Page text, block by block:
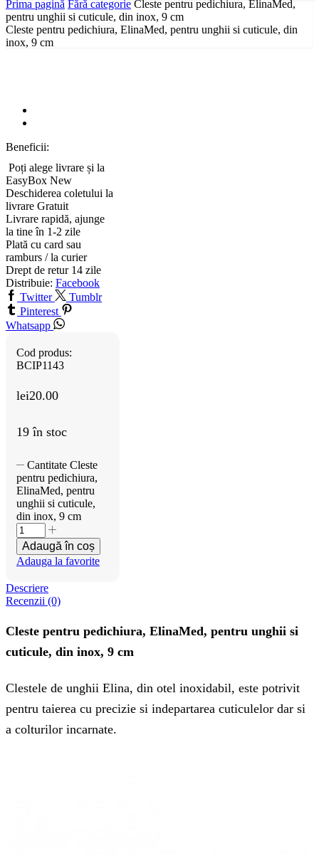
Prima pagină Fără categorie Cleste pentru pedichiura, ElinaMed,
pentru unghii si cuticule, din inox, 9 cm
Cleste pentru pedichiura, ElinaMed, pentru unghii si cuticule, din
inox, 9 cm
Beneficii:
Poți alege livrare și la
EasyBox New
Deschiderea coletului la
livrare Gratuit
Livrare rapidă, ajunge
la tine în 1-2 zile
Plată cu card sau
ramburs / la curier
Drept de retur 14 zile
Distribuie: Facebook
Twitter
Tumblr
Pinterest
Whatsapp
Cod produs:
BCIP1143
lei20.00
19 în stoc
Cantitate Cleste
pentru pedichiura,
ElinaMed, pentru
unghii si cuticule,
din inox, 9 cm
Adaugă în coș
Adauga la favorite
Descriere
Recenzii (0)
Cleste pentru pedichiura, ElinaMed, pentru unghii si
cuticule, din inox, 9 cm
Clestele de unghii Elina, din otel inoxidabil, este potrivit
pentru taierea cu precizie si indepartarea cuticulelor dar si
a colturilor incarnate.